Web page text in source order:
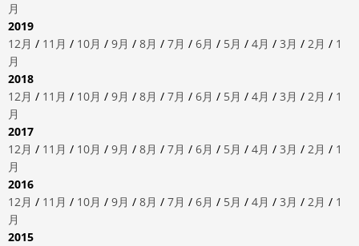
月
2019
12月 / 11月 / 10月 / 9月 / 8月 / 7月 / 6月 / 5月 / 4月 / 3月 / 2月 / 1
月
2018
12月 / 11月 / 10月 / 9月 / 8月 / 7月 / 6月 / 5月 / 4月 / 3月 / 2月 / 1
月
2017
12月 / 11月 / 10月 / 9月 / 8月 / 7月 / 6月 / 5月 / 4月 / 3月 / 2月 / 1
月
2016
12月 / 11月 / 10月 / 9月 / 8月 / 7月 / 6月 / 5月 / 4月 / 3月 / 2月 / 1
月
2015